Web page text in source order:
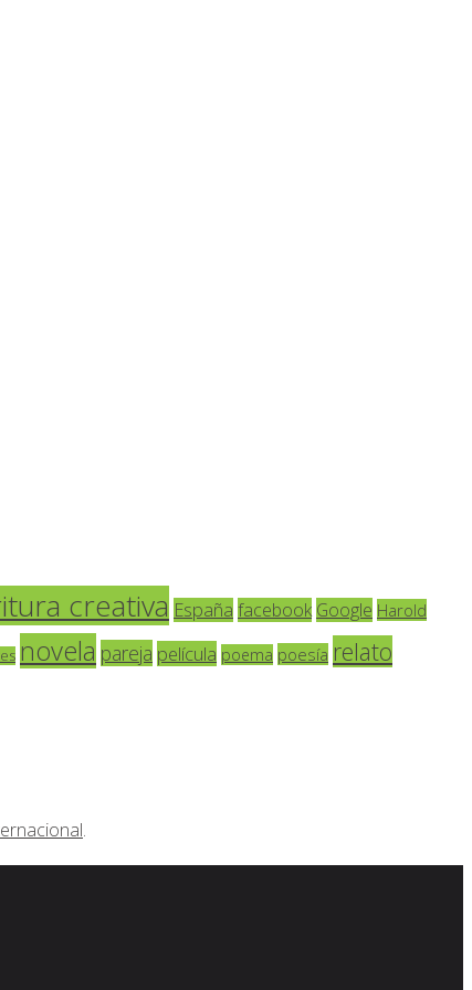
creativa España facebook Google Harold
novela pareja película poema poesía relato
.